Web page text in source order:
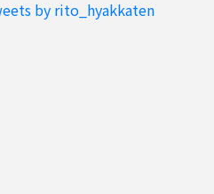
by rito_hyakkaten